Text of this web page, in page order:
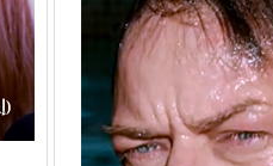
بحب صوت زعيقها)